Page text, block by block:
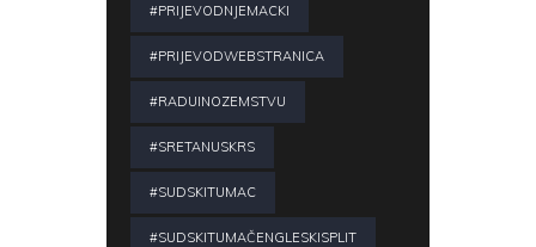
#PRIJEVODNJEMACKI
#PRIJEVODWEBSTRANICA
#RADUINOZEMSTVU
#SRETANUSKRS
#SUDSKITUMAC
#SUDSKITUMAČENGLESKISPLIT